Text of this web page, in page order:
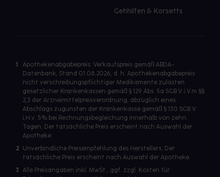
Gehhilfen & Korsetts
1
Apothekenabgabepreis: Verkaufspreis gemäß ABDA-
Datenbank, Stand 01.08.2026, d. h. Apothekenabgabepreis
nicht verschreibungspflichtiger Medikamente zulasten
gesetzlicher Krankenkassen gemäß § 129 Abs. 5a SGB V i.V.m §§
2,3 der Arzneimittelpreisverordnung, abzüglich eines
Abschlags zugunsten der Krankenkasse gemäß § 130 SGB V
i.H.v. 5% bei Rechnungsbegleichung innerhalb von zehn
Tagen. Der tatsächliche Preis erscheint nach Auswahl der
Apotheke.
2 Unverbindliche Preisempfehlung des Herstellers. Der
tatsächliche Preis erscheint nach Auswahl der Apotheke.
3 Alle Preisangaben inkl. MwSt., ggf. zzgl. Kosten für